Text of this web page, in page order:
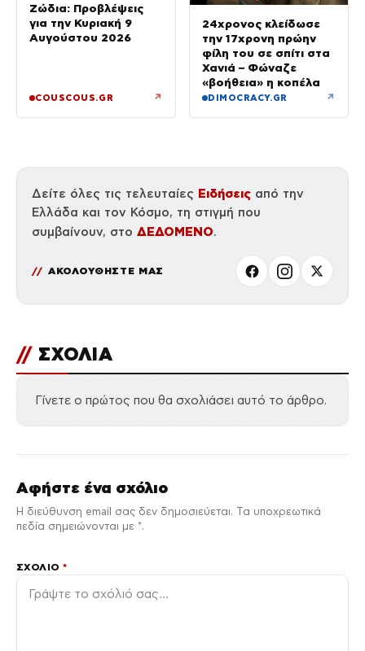
Ζώδια: Προβλέψεις
για την Κυριακή 9
Αυγούστου 2026
COUSCOUS.GR ↗
24χρονος κλείδωσε
την 17χρονη πρώην
φίλη του σε σπίτι στα
Χανιά – Φώναζε
«βοήθεια» η κοπέλα
DIMOCRACY.GR ↗
Δείτε όλες τις τελευταίες Ειδήσεις από την
Ελλάδα και τον Κόσμο, τη στιγμή που
συμβαίνουν, στο ΔΕΔΟΜΕΝΟ.
ΑΚΟΛΟΥΘΗΣΤΕ ΜΑΣ
// ΣΧΟΛΙΑ
Γίνετε ο πρώτος που θα σχολιάσει αυτό το άρθρο.
Αφήστε ένα σχόλιο
Η διεύθυνση email σας δεν δημοσιεύεται. Τα υποχρεωτικά
πεδία σημειώνονται με *.
ΣΧΌΛΙΟ*